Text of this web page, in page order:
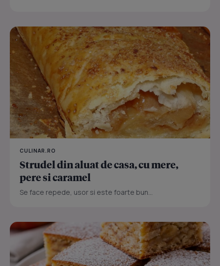
CULINAR.RO
Strudel din aluat de casa, cu mere,
pere si caramel
Se face repede, usor si este foarte bun...